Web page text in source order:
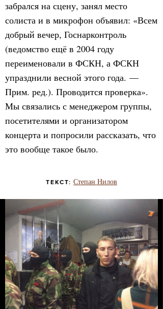
забрался на сцену, занял место
солиста и в микрофон объявил: «Всем
добрый вечер, Госнарконтроль
(ведомство ещё в 2004 году
переименовали в ФСКН, а ФСКН
упразднили весной этого года. —
Прим. ред.). Проводится проверка».
Мы связались с менеджером группы,
посетителями и организатором
концерта и попросили рассказать, что
это вообще такое было.
ТЕКСТ: Степан Нилов